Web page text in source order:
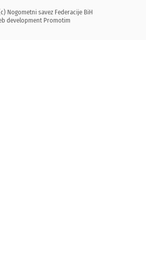
Nogometni savez Federacije BiH
development Promotim